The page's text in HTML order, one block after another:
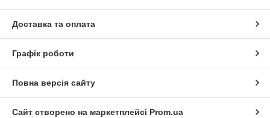
Доставка та оплата
Графік роботи
Повна версія сайту
Сайт створено на маркетплейсі Prom.ua